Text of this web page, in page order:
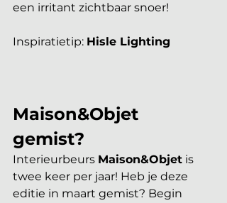
een irritant zichtbaar snoer!
Inspiratietip: Hisle Lighting
Maison&Objet
gemist?
Interieurbeurs Maison&Objet is
twee keer per jaar! Heb je deze
editie in maart gemist? Begin